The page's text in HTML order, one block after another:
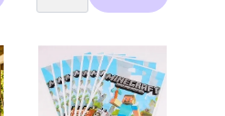
салфетки
33
33
см,
броя